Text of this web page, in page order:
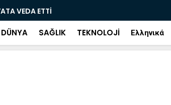
çıkan ve çöpe atılan bilet iki gün sonra
DÜNYA SAĞLIK TEKNOLOJİ Ελληνικά